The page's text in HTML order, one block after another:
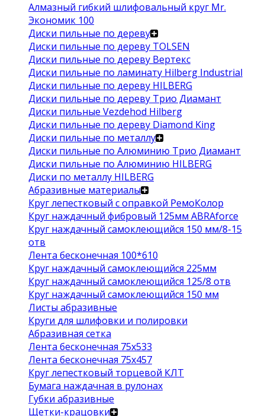
Алмазный гибкий шлифовальный круг Mr.
Экономик 100
Диски пильные по дереву
Диски пильные по дереву TOLSEN
Диски пильные по дереву Вертекс
Диски пильные по ламинату Hilberg Industrial
Диски пильные по дереву HILBERG
Диски пильные по дереву Трио Диамант
Диски пильные Vezdehod Hilberg
Диски пильные по дереву Diamond King
Диски пильные по металлу
Диски пильные по Алюминию Трио Диамант
Диски пильные по Алюминию HILBERG
Диски по металлу HILBERG
Абразивные материалы
Круг лепестковый с оправкой РемоКолор
Круг наждачный фибровый 125мм ABRAforce
Круг наждачный самоклеющийся 150 мм/8-15
отв
Лента бесконечная 100*610
Круг наждачный самоклеющийся 225мм
Круг наждачный самоклеющийся 125/8 отв
Круг наждачный самоклеющийся 150 мм
Листы абразивные
Круги для шлифовки и полировки
Абразивная сетка
Лента бесконечная 75х533
Лента бесконечная 75х457
Круг лепестковый торцевой КЛТ
Бумага наждачная в рулонах
Губки абразивные
Щетки-крацовки